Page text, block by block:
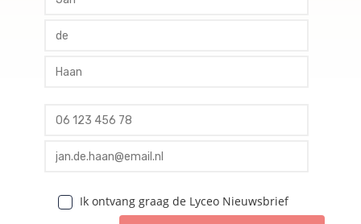
profile tussenvoegsel
profile achternaam
profile telefoon
profile email
Ik ontvang graag de Lyceo Nieuwsbrief